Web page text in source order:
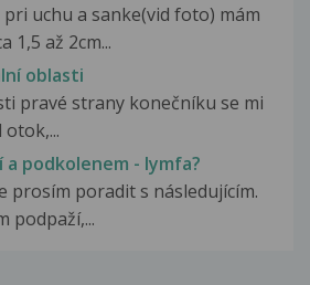
uchu a sanke(vid foto) mám
1,5 až 2cm...
oblasti
pravé strany konečníku se mi
podkolenem - lymfa?
prosím poradit s následujícím.
podpaží,...